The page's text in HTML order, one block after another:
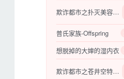
欺诈都市之扑灭美容诈欺
普氏家族-Offspring
想脱掉的大婶的湿内衣
欺诈都市之苍井空特别辑